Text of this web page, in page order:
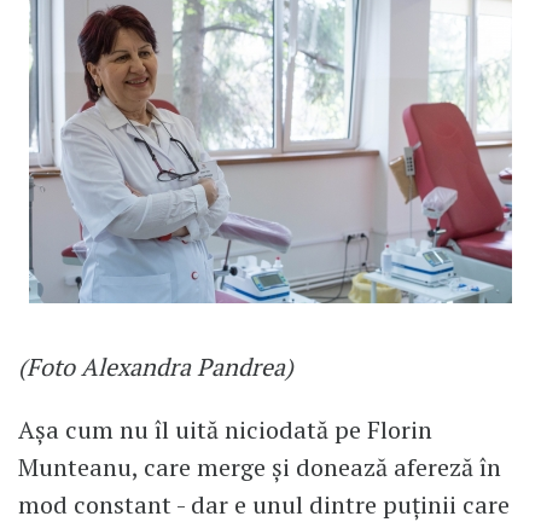
(Foto Alexandra Pandrea)
Așa cum nu îl uită niciodată pe Florin
Munteanu, care merge și donează afereză în
mod constant - dar e unul dintre puținii care